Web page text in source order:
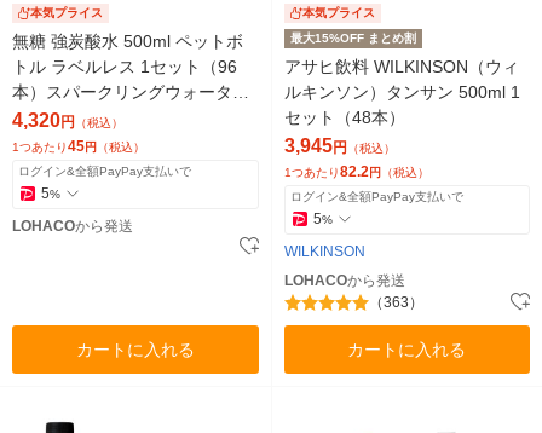
本気プライス
無糖 強炭酸水 500ml ペットボ
トル ラベルレス 1セット（96
本）スパークリングウォーター
オリジナル
4,320円
（税込）
1つあたり45円 （税込）
ログイン&全額PayPay支払いで
5%
LOHACOから発送
カートに入れる
本気プライス
最大15%OFF まとめ割
アサヒ飲料 WILKINSON（ウィ
ルキンソン）タンサン 500ml 1
セット（48本）
3,945円
（税込）
1つあたり82.2円 （税込）
ログイン&全額PayPay支払いで
5%
WILKINSON
LOHACOから発送
（363）
カートに入れる